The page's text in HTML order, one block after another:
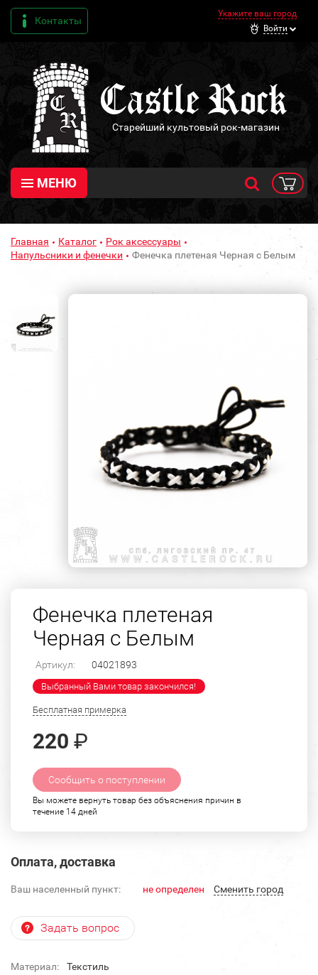
Контакты
Укажите ваш город
Войти
Старейший культовый рок-магазин
МЕНЮ
Главная Каталог
Рок аксессуары
Напульсники и фенечки
Фенечка плетеная Черная с Белым
Фенечка плетеная
Черная с Белым
Артикул: 04021893
Выбранный Вами товар закончился!
Бесплатная примерка
220 ₽
Сообщить о поступлении
Вы можете вернуть товар без объяснения причин в
течение 14 дней
Оплата, доставка
Ваш населенный пункт: не определен Cменить город
Задать вопрос
Материал:
Текстиль